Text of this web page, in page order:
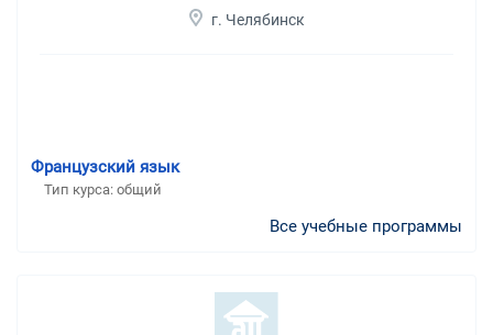
г. Челябинск
Французский язык
Тип курса: общий
Все учебные программы